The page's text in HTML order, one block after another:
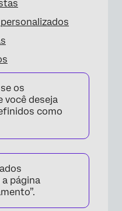
os
você deseja
como
página